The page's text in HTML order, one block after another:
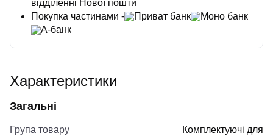
відділенні Нової пошти
Покупка частинами -
Приват банк
Моно банк
А-банк
Характеристики
Загальні
Група товару
Комплектуючі для